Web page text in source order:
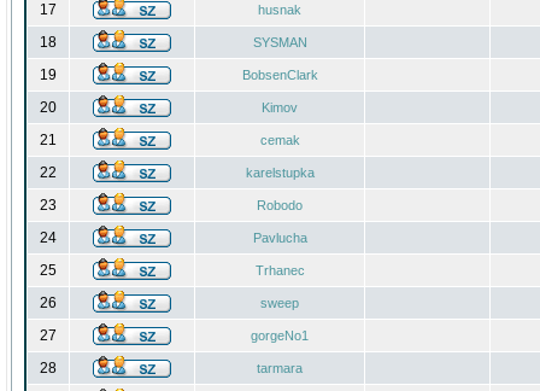
17 husnak
18 SYSMAN
19 BobsenClark
20 Kimov
21 cemak
22 karelstupka
23 Robodo
24 Pavlucha
25 Trhanec
26 sweep
27 gorgeNo1
28 tarmara